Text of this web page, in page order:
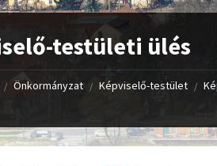
testületi ülés
/ Önkormányzat / Képviselő-testület /